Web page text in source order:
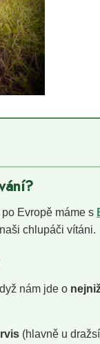
Evropě máme s
chlupáči vítáni.
nám jde o
(hlavně u